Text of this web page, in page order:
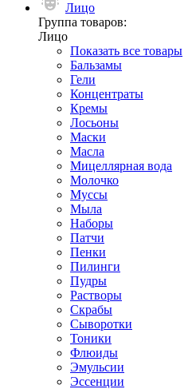
Лицо
Группа товаров:
Лицо
Показать все товары
Бальзамы
Гели
Концентраты
Кремы
Лосьоны
Маски
Масла
Мицеллярная вода
Молочко
Муссы
Мыла
Наборы
Патчи
Пенки
Пилинги
Пудры
Растворы
Скрабы
Сыворотки
Тоники
Флюиды
Эмульсии
Эссенции